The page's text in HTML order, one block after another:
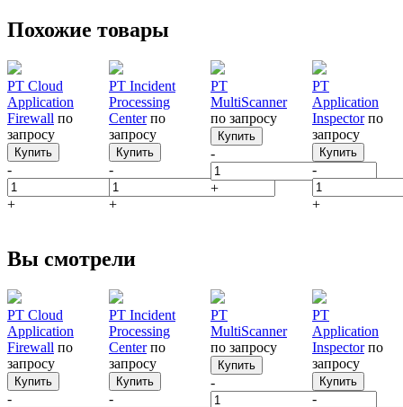
Похожие товары
PT Cloud
Application
Firewall по
запросу
Купить
-
+
PT Incident
Processing
Center по
запросу
Купить
-
+
PT
MultiScanner
по запросу
Купить
-
+
PT
Application
Inspector по
запросу
Купить
-
+
Вы смотрели
PT Cloud
Application
Firewall по
запросу
Купить
-
PT Incident
Processing
Center по
запросу
Купить
-
PT
MultiScanner
по запросу
Купить
-
PT
Application
Inspector по
запросу
Купить
-